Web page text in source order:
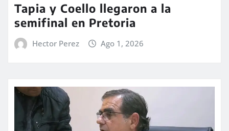
Tapia y Coello llegaron a la
semifinal en Pretoria
Hector Perez Ago 1, 2026